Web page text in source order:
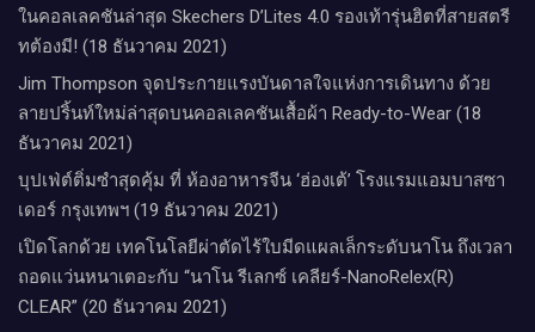
ในคอลเลคชันล่าสุด Skechers D’Lites 4.0 รองเท้ารุ่นฮิตที่สายสตรี
ทต้องมี! (18 ธันวาคม 2021)
Jim Thompson จุดประกายแรงบันดาลใจแห่งการเดินทาง ด้วย
ลายปริ้นท์ใหม่ล่าสุดบนคอลเลคชันเสื้อผ้า Ready-to-Wear (18
ธันวาคม 2021)
บุปเฟ่ต์ติ่มซำสุดคุ้ม ที่ ห้อง​อาหารจีน​ ‘ฮ่องเต้’ โรงแรม​แอม​บาส​ซา​
เดอร์​ กรุงเทพฯ​ (19 ธันวาคม 2021)
เปิดโลกด้วย เทคโนโลยีผ่าตัดไร้ใบมีดแผลเล็กระดับนาโน ถึงเวลา
ถอดแว่นหนาเตอะกับ “นาโน รีเลกซ์ เคลียร์-NanoRelex(R)
CLEAR” (20 ธันวาคม 2021)